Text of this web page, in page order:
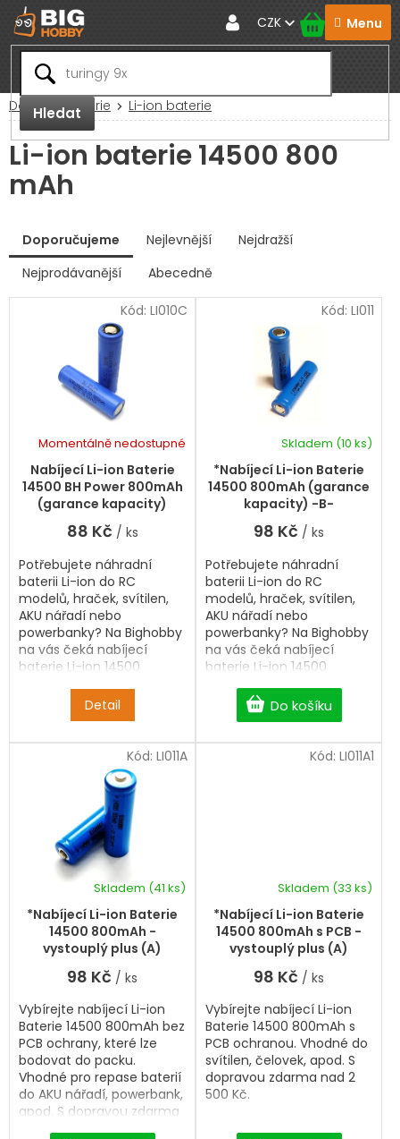
Přejít
na
obsah
Hledat
CZK
Domů Baterie Li-ion baterie
Li-ion baterie 14500 800
mAh
a
Doporučujeme Nejlevnější
Nejdražší
Nejprodávanější
Abecedně
ý
i
Nabíjecí Li-ion Baterie
14500 BH Power 800mAh
(garance kapacity)
Momentálně nedostupné
88 Kč / ks
Detail
Potřebujete náhradní
baterii Li-ion do RC
modelů, hraček, svítilen,
AKU nářadí nebo
powerbanky? Na Bighobby
na vás čeká nabíjecí
baterie Li-ion 14500
zdarma od 2 500 Kč. Bez
PCB ochrany.
Kód: LI010C
*Nabíjecí Li-ion Baterie
14500 800mAh (garance
kapacity) -B-
Skladem (10 ks)
98 Kč / ks
Do košíku
Potřebujete náhradní
baterii Li-ion do RC
modelů, hraček, svítilen,
AKU nářadí nebo
powerbanky? Na Bighobby
na vás čeká nabíjecí
baterie Li-ion 14500
zdarma od 2 500 Kč. Bez
PCB ochrany.
Kód: LI011
*Nabíjecí Li-ion Baterie
14500 800mAh -
vystouplý plus (A)
Skladem (41 ks)
98 Kč / ks
Vybírejte nabíjecí Li-ion
Baterie 14500 800mAh bez
PCB ochrany, které lze
bodovat do packu.
Vhodné pro repase baterií
do AKU nářadí, powerbank,
apod. S dopravou zdarma
nad 2 500 Kč.
Kód: LI011A
*Nabíjecí Li-ion Baterie
14500 800mAh s PCB -
vystouplý plus (A)
Skladem (33 ks)
98 Kč / ks
Vybírejte nabíjecí Li-ion
Baterie 14500 800mAh s
PCB ochranou. Vhodné do
svítilen, čelovek, apod. S
dopravou zdarma nad 2
500 Kč.
Kód: LI011A1